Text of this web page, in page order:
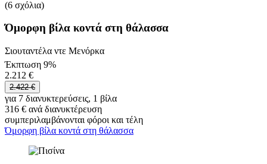
(6 σχόλια)
Όμορφη βίλα κοντά στη θάλασσα
Σιουταντέλα ντε Μενόρκα
Έκπτωση 9%
2.212 €
2.422 €
για 7 διανυκτερεύσεις, 1 βίλα
316 € ανά διανυκτέρευση
συμπεριλαμβάνονται φόροι και τέλη
Όμορφη βίλα κοντά στη θάλασσα